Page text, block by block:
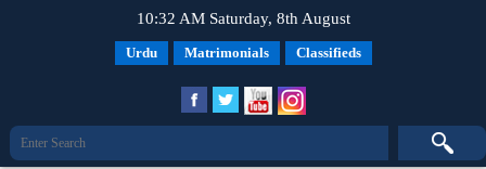
10:32 AM Saturday, 8th August
Urdu Matrimonials Classifieds